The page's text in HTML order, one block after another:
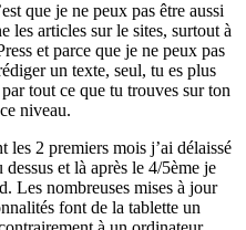
que je ne peux pas être aussi
les articles sur le sites, surtout à
et parce que je ne peux pas
un texte, seul, tu es plus
tout ce que tu trouves sur ton
niveau.
2 premiers mois j’ai délaissé
et là après le 4/5ème je
Les nombreuses mises à jour
font de la tablette un